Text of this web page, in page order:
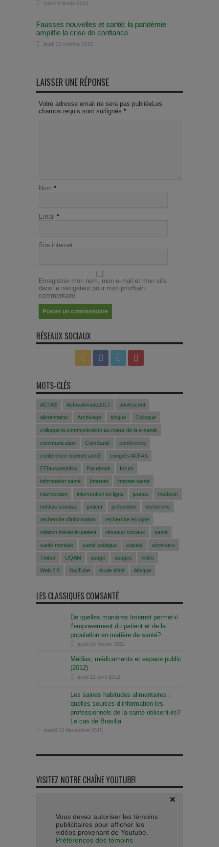
mardi 8 février 2022
Fausses nouvelles et santé: la pandémie
amplifie la crise de confiance
jeudi 13 octobre 2022
LAISSER UNE RÉPONSE
Votre adresse email ne sera pas publiéeLes
champs requis sont surlignés *
Nom *
Email *
Site internet
Enregistrer mon nom, mon e-mail et mon site
dans le navigateur pour mon prochain
commentaire.
RÉSEAUX SOCIAUX
MOTS-CLÉS
ACFAS Acfasalimado2017 adolescent
alimentation Archivage blogue Colloque
colloque la communication au coeur de la e-santé
communication ComSanté conférence
conférence internet santé congrès ACFAS
EEfaussesinfos Facebook forum
information santé Internet internet santé
intervention intervention en ligne jeunes médecin
médias sociaux patient prévention recherche
recherche d'information recherche en ligne
relation médecin-patient réseaux sociaux santé
santé mentale santé publique suicide séminaire
Twitter UQAM usage usages vidéo
Web 2.0 YouTube école d'été éthique
LES CLASSIQUES COMSANTÉ
De quelles manières Internet permet-il
l’empowerment du patient et de la
population en matière de santé?
jeudi 24 février 2011
Médias, médicaments et espace public
(2012)
jeudi 12 avril 2012
Les saines habitudes alimentaires :
quelles sources d’information les
professionnels de la santé utilisent-ils?
Le cas de Brasilia
mardi 15 décembre 2015
VISITEZ NOTRE CHAÎNE YOUTUBE!
Vous devez autoriser les témoins
publicitaires pour afficher les
vidéos provenant de Youtube.
Préférences des témoins